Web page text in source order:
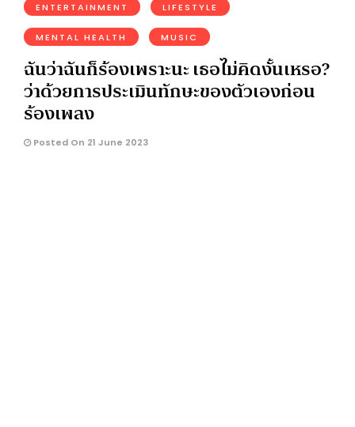
ENTERTAINMENT LIFESTYLE
MENTAL HEALTH MUSIC
ฉันว่าฉันก็ร้องเพราะนะ เธอไม่คิดงั้นเหรอ?
ว่าด้วยการประเมินทักษะของตัวเองก่อน
ร้องเพลง
Posted On 21 June 2023